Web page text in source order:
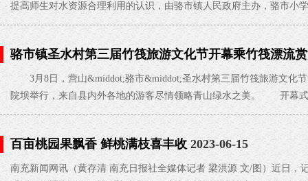
提高师生对水资源合理利用的认识，由骆市镇人民政府主办，骆市小
骆市镇圣水村第三届竹筏旅游文化节开幕乘竹筏漂流
3月8日，营山&middot;骆市&middot;圣水村第三届竹筏旅游文化节
院坝举行，来自县内外各地的游客尽情领略青山绿水之美。 开幕
百亩桃园果飘香 鲜桃满枝喜丰收 2023-06-15
南充新闻网讯（黄存清 南充日报社全媒体记者 梁洪源 文/图）近日，